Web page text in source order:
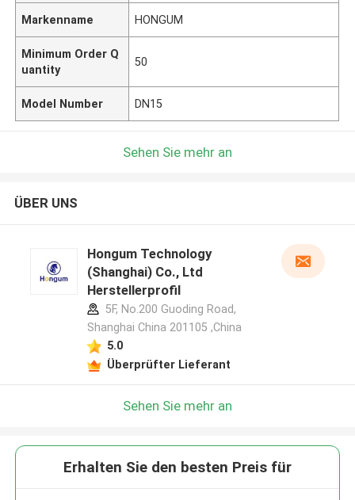
Markenname HONGUM
Minimum Order Q
uantity
50
Model Number DN15
Sehen Sie mehr an
ÜBER UNS
Hongum Technology
(Shanghai) Co., Ltd
Herstellerprofil
5F, No.200 Guoding Road,
Shanghai China 201105 ,China
5.0
Überprüfter Lieferant
Sehen Sie mehr an
Erhalten Sie den besten Preis für